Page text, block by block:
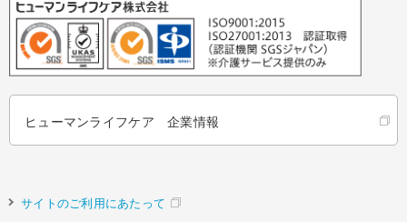
ヒューマンライフケア 企業情報
サイトのご利用にあたって